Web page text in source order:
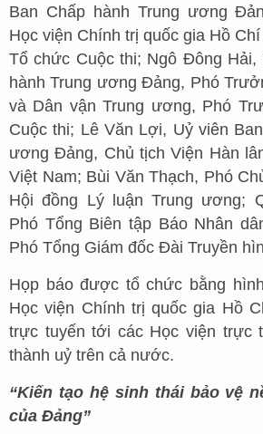
Ban Chấp hành Trung ương
Học viện Chính trị quốc gia Hồ
Tổ chức Cuộc thi; Ngô Đông Hải,
hành Trung ương Đảng, Phó
và Dân vận Trung ương, Phó
Cuộc thi; Lê Văn Lợi, Uỷ viên
ương Đảng, Chủ tịch Viện Hàn
Việt Nam; Bùi Văn Thạch, Phó
Hội đồng Lý luận Trung ương;
Phó Tổng Biên tập Báo Nhân
Phó Tổng Giám đốc Đài Truyền
Họp báo được tổ chức bằng
Học viện Chính trị quốc gia Hồ
trực tuyến tới các Học viện trực
thành uỷ trên cả nước.
“Kiến tạo hệ sinh thái bảo vệ
của Đảng”